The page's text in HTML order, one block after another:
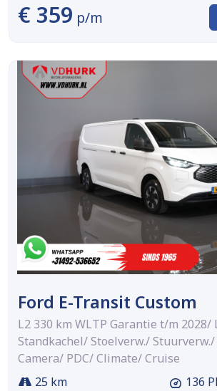
€ 359 p/m
Ford E-Transit Custom
L2 330 km WLTP Garantie t/m 2028/
Standkachel/ Stoelverw./
Camera/ PDC/ Climate/ Cruise
25 km
136